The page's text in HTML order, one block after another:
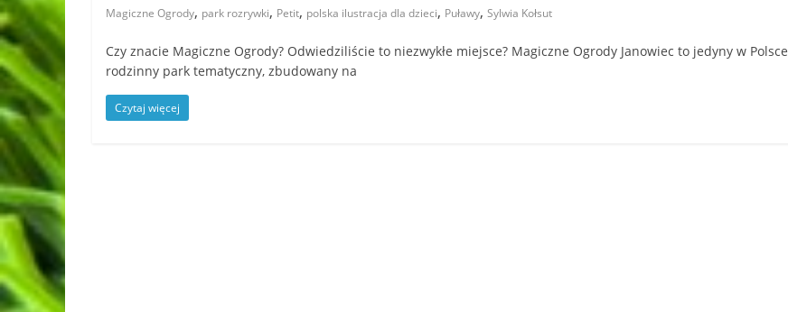
Magiczne Ogrody, park rozrywki, Petit, polska ilustracja dla dzieci, Puławy, Sylwia Kołsut
Czy znacie Magiczne Ogrody? Odwiedziliście to niezwykłe miejsce? Magiczne Ogrody Janowiec to jedyny w Polsce
rodzinny park tematyczny, zbudowany na
Czytaj więcej